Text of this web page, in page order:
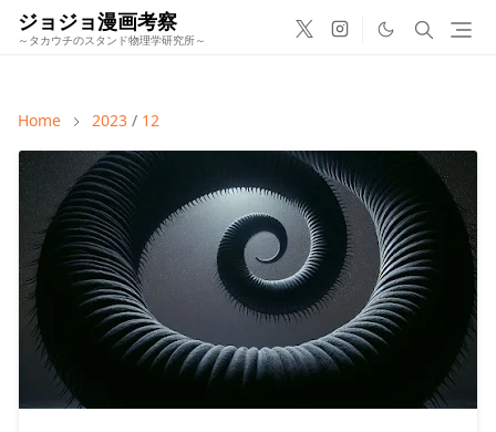
ジョジョ漫画考察
～タカウチのスタンド物理学研究所～
Home 2023 / 12